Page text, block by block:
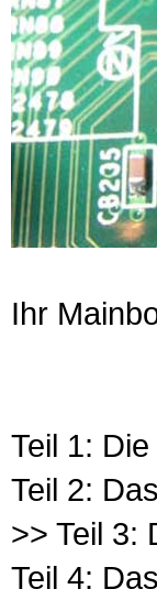
Ihr
Teil 1:
Teil 2:
>> Teil 3:
Teil 4: